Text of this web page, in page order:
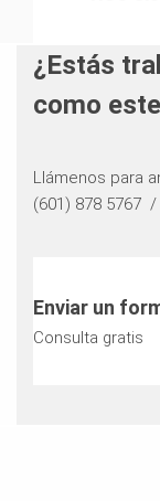
¿Estás
como
Llámenos para
(601) 878 5767 /
Enviar un
Consulta gratis